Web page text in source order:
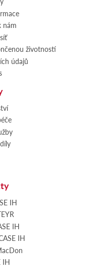
nám
životností
údajů
IH
IH
IH
IH